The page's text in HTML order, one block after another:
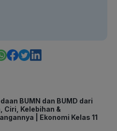
BUMN dan BUMD dari
Ciri, Kelebihan &
| Ekonomi Kelas 11